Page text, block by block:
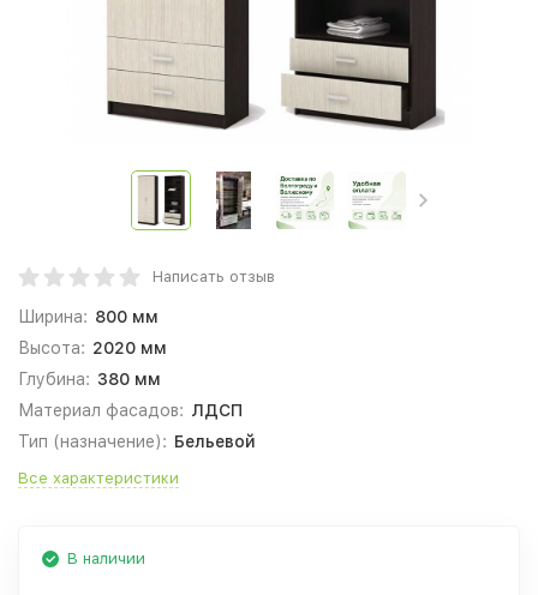
Написать отзыв
Ширина: 800 мм
Высота: 2020 мм
Глубина: 380 мм
Материал фасадов: ЛДСП
Тип (назначение): Бельевой
Все характеристики
В наличии